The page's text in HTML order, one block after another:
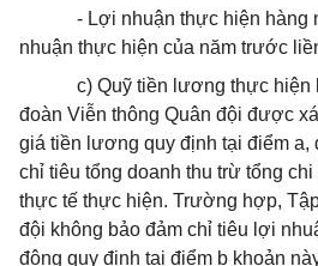
- Lợi nhuận thực hiện hàng
nhuận thực hiện của năm trước
c) Quỹ tiền lương thực hiện
đoàn Viễn thông Quân đội được
giá tiền lương quy định tại điểm a,
chỉ tiêu tổng doanh thu trừ tổng
thực tế thực hiện. Trường hợp,
đội không bảo đảm chỉ tiêu lợi
động quy định tại điểm b khoản